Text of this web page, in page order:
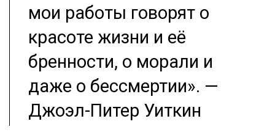
мои работы говорят о
красоте жизни и её
бренности, о морали и
даже о бессмертии». —
Джоэл-Питер Уиткин